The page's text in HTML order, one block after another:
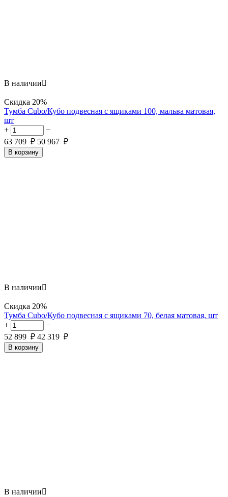
В наличии
Скидка 20%
Тумба Cubo/Кубо подвесная с ящиками 100, мальва матовая,
шт
+
−
63 709 ₽ 50 967 ₽
В корзину
В наличии
Скидка 20%
Тумба Cubo/Кубо подвесная с ящиками 70, белая матовая, шт
+
−
52 899 ₽ 42 319 ₽
В корзину
В наличии